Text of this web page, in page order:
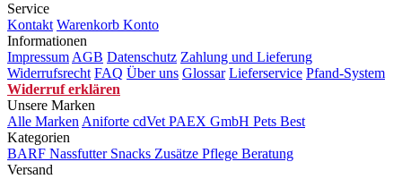
Service
Kontakt Warenkorb Konto
Informationen
Impressum AGB Datenschutz Zahlung und Lieferung
Widerrufsrecht FAQ Über uns Glossar Lieferservice Pfand-System
Widerruf erklären
Unsere Marken
Alle Marken Aniforte cdVet PAEX GmbH Pets Best
Kategorien
BARF Nassfutter Snacks Zusätze Pflege Beratung
Versand